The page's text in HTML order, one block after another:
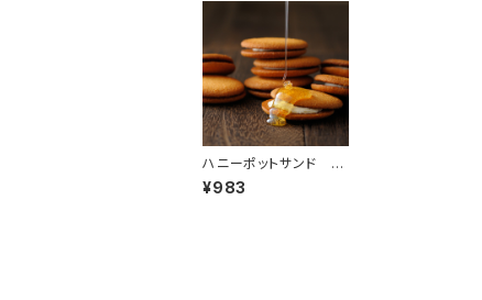
ハニーポットサンド 5
枚入
¥983